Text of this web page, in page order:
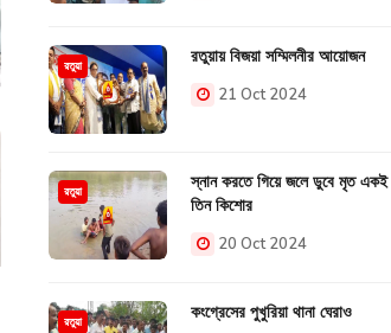
রতুয়া রতুয়ায় বিজয়া সম্মিলনীর আয়োজন
21 Oct 2024
রতুয়া
স্নান করতে গিয়ে জলে ডুবে মৃত একই
তিন কিশোর
20 Oct 2024
রতুয়া কংগ্রেসের পুখুরিয়া থানা ঘেরাও